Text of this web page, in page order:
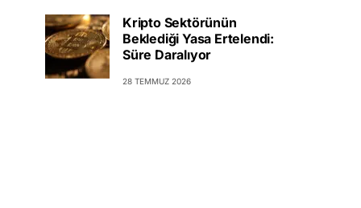
Kripto Sektörünün
Beklediği Yasa Ertelendi:
Süre Daralıyor
28 TEMMUZ 2026